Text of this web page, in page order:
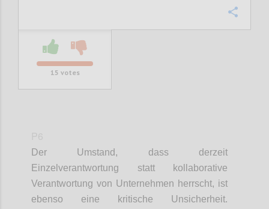
15 votes
Der Umstand, dass derzeit
Einzelverantwortung statt kollaborative
Verantwortung von Unternehmen herrscht, ist
ebenso eine kritische Unsicherheit.